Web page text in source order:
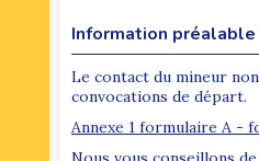
Information
Le contact du mineur
convocations de départ.
Annexe 1 formulaire A -